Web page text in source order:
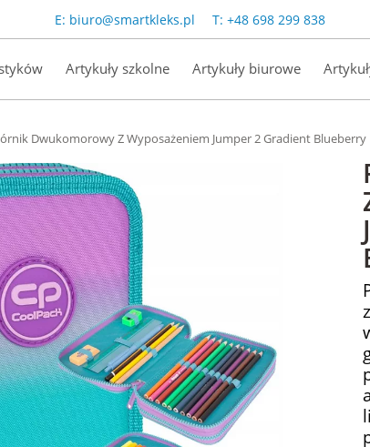
E: biuro@smartkleks.pl T: +48 698 299 838
Artykuły szkolne Artykuły biurowe
Dwukomorowy Z Wyposażeniem Jumper 2 Gradient Blueberry